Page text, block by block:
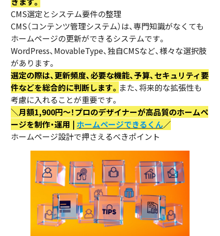
CMS選定とシステム要件の整理
CMS（コンテンツ管理システム）は、専門知識がなくても
ホームページの更新ができるシステムです。
WordPress、MovableType、独自CMSなど、様々な選択肢
があります。
選定の際は、更新頻度、必要な機能、予算、セキュリティ要
件などを総合的に判断します。 また、将来的な拡張性も
考慮に入れることが重要です。
＼月額1,900円〜！プロのデザイナーが高品質のホームペ
ージを制作・運用 |ホームページできるくん／
ホームページ設計で押さえるべきポイント